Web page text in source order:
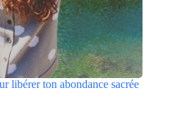
libérer ton abondance sacrée